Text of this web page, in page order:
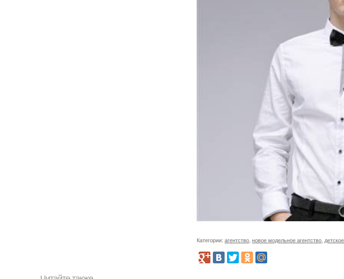
Категории: агентство новое модельное агентство